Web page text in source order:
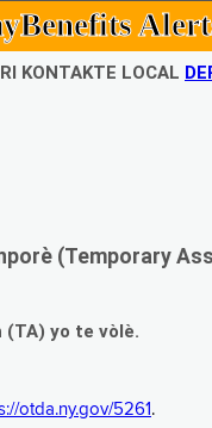
KONTAKTE LOCAL
(Temporary
(TA) yo te vòlè.
otda.ny.gov/5261.